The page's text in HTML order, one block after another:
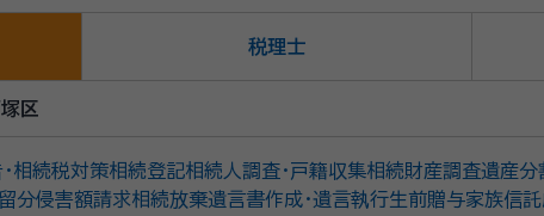
税理士
区
相続税対策相続登記相続人調査・戸籍収集相続財産調査遺産分
留分侵害額請求相続放棄遺言書作成・遺言執行生前贈与家族信託